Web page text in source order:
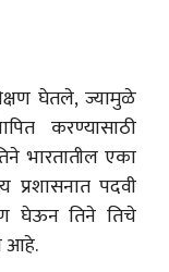
घेतले, ज्यामुळे
करण्यासाठी
भारतातील एका
प्रशासनात पदवी
घेऊन तिने तिचे
आहे.